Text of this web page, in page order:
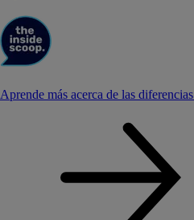
Aprende más acerca de las